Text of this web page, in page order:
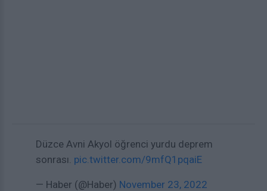
Düzce Avni Akyol öğrenci yurdu deprem
sonrası. pic.twitter.com/9mfQ1pqaiE
— Haber (@Haber) November 23, 2022